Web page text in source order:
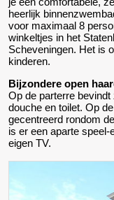
heerlijk
voor maximaal 8
winkeltjes in het
Scheveningen. Het is
kinderen.
Bijzondere open
Op de parterre
douche en toilet. Op
gecentreerd rondom
is er een aparte
eigen TV.